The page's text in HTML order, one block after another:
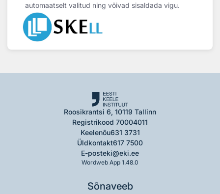
automaatselt valitud ning võivad sisaldada vigu.
Roosikrantsi 6, 10119 Tallinn
Registrikood 70004011
Keelenõu631 3731
Üldkontakt617 7500
E-posteki@eki.ee
Wordweb App 1.48.0
Sõnaveeb